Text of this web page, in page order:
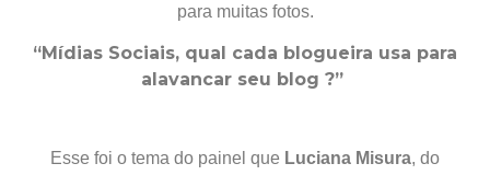
para muitas fotos.
“Mídias Sociais, qual cada blogueira usa para
alavancar seu blog ?”
Esse foi o tema do painel que Luciana Misura, do